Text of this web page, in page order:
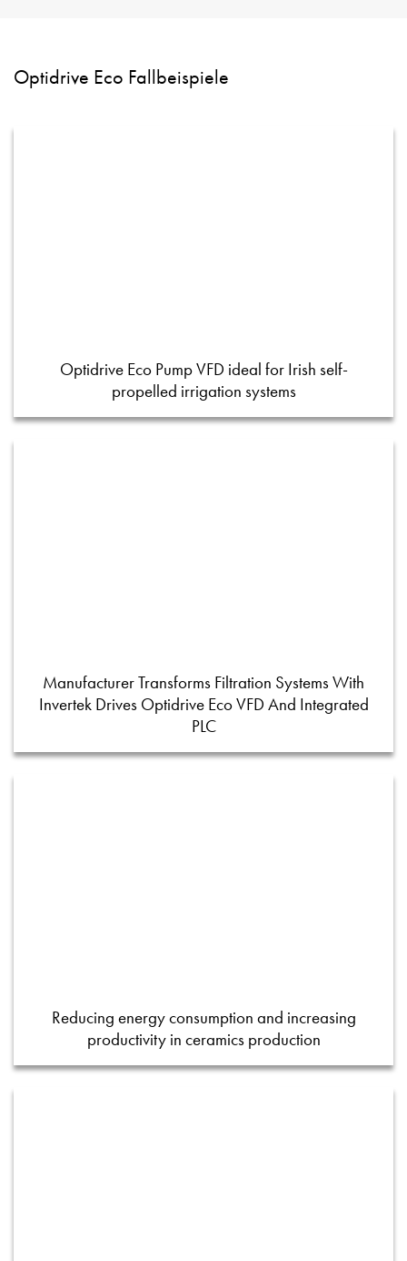
Optidrive Eco Fallbeispiele
Optidrive Eco Pump VFD ideal for Irish self-
propelled irrigation systems
Manufacturer Transforms Filtration Systems With
Invertek Drives Optidrive Eco VFD And Integrated
PLC
Reducing energy consumption and increasing
productivity in ceramics production